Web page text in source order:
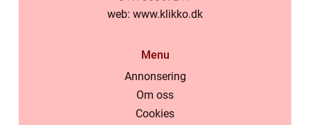
web: www.klikko.dk
Menu
Annonsering
Om oss
Cookies